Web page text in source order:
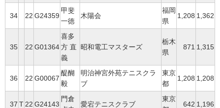
34 22 G24359
甲斐
一徳
木陽会
福岡
県
1,208 1,362
35 22 G01364
喜多
方 直
義
昭和電工マスターズ
栃木
県
871 1,315
36 22 G00067
醍醐
毅
明治神宮外苑テニスクラ
ブ
東京
都
1,208 1,208
37 T 22 G24143
門倉
愛宕テニスクラブ
東京
642 1,196